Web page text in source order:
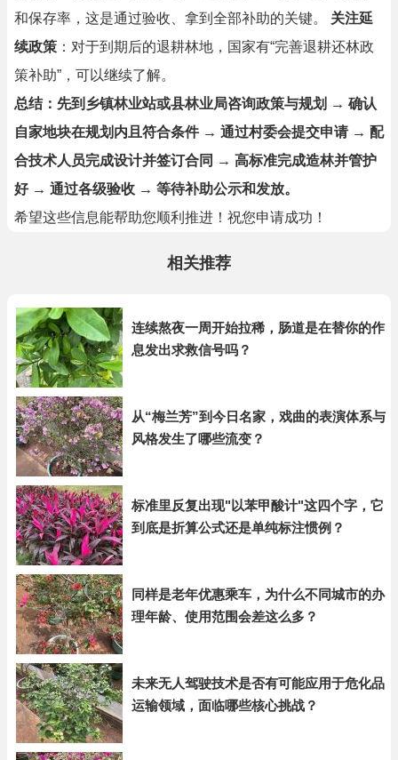
和保存率，这是通过验收、拿到全部补助的关键。 关注延
续政策 ：对于到期后的退耕林地，国家有“完善退耕还林政
策补助”，可以继续了解。
总结：先到乡镇林业站或县林业局咨询政策与规划 → 确认
自家地块在规划内且符合条件 → 通过村委会提交申请 → 配
合技术人员完成设计并签订合同 → 高标准完成造林并管护
好 → 通过各级验收 → 等待补助公示和发放。
希望这些信息能帮助您顺利推进！祝您申请成功！
相关推荐
连续熬夜一周开始拉稀，肠道是在替你的作
息发出求救信号吗？
从“梅兰芳”到今日名家，戏曲的表演体系与
风格发生了哪些流变？
标准里反复出现"以苯甲酸计"这四个字，它
到底是折算公式还是单纯标注惯例？
同样是老年优惠乘车，为什么不同城市的办
理年龄、使用范围会差这么多？
未来无人驾驶技术是否有可能应用于危化品
运输领域，面临哪些核心挑战？